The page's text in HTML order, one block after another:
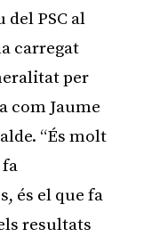
del PSC al
carregat
per
com Jaume
“És molt
fa
és el que fa
resultats